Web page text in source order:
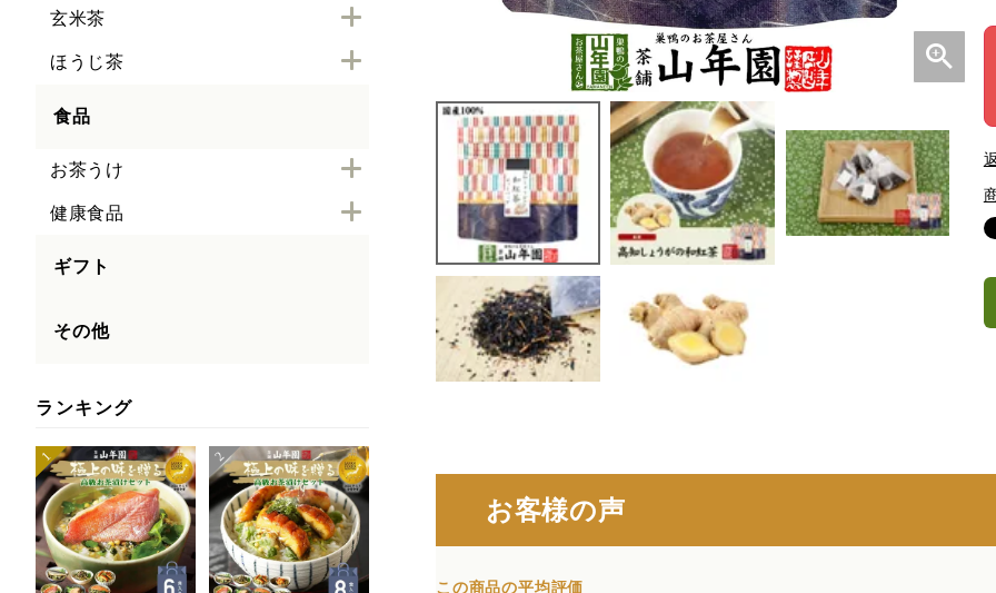
玄米茶
ほうじ茶
食品
お茶うけ
健康食品
ギフト
その他
ランキング
お客様の声